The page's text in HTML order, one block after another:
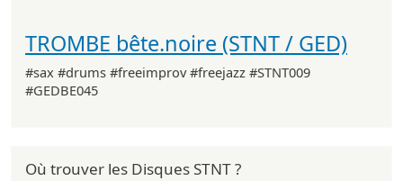
TROMBE bête.noire (STNT / GED)
#sax #drums #freeimprov #freejazz #STNT009
#GEDBE045
Où trouver les Disques STNT ?